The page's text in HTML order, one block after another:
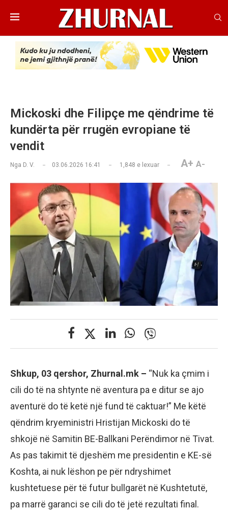
Mickoski dhe Filipçe me qëndrime të
kundërta për rrugën evropiane të
vendit
Nga D. V. 03.06.2026 16:41 1,848 e lexuar A+ A-
Shkup, 03 qershor, Zhurnal.mk – “Nuk ka çmim i
cili do të na shtynte në aventura pa e ditur se ajo
aventurë do të ketë një fund të caktuar!” Me këtë
qëndrim kryeministri Hristijan Mickoski do të
shkojë në Samitin BE-Ballkani Perëndimor në Tivat.
As pas takimit të djeshëm me presidentin e KE-së
Koshta, ai nuk lëshon pe për ndryshimet
kushtetuese për të futur bullgarët në Kushtetutë,
pa marrë garanci se cili do të jetë rezultati final.